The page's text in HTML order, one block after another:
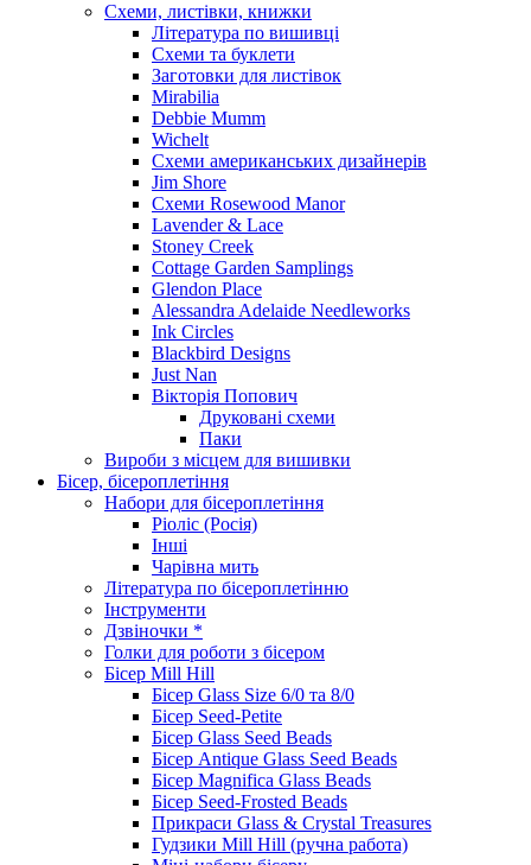
Схеми, листівки, книжки
Література по вишивці
Схеми та буклети
Заготовки для листівок
Mirabilia
Debbie Mumm
Wichelt
Схеми американських дизайнерів
Jim Shore
Cхеми Rosewood Manor
Lavender & Lace
Stoney Creek
Cottage Garden Samplings
Glendon Place
Alessandra Adelaide Needleworks
Ink Circles
Blackbird Designs
Just Nan
Вікторія Попович
Друковані схеми
Паки
Вироби з місцем для вишивки
Бісер, бісероплетіння
Набори для бісероплетіння
Ріоліс (Росія)
Інші
Чарівна мить
Література по бісероплетінню
Інструменти
Дзвіночки *
Голки для роботи з бісером
Бісер Mill Hill
Бісер Glass Size 6/0 та 8/0
Бісер Seed-Petite
Бісер Glass Seed Beads
Бісер Antique Glass Seed Beads
Бісер Magnifica Glass Beads
Бісер Seed-Frosted Beads
Прикраси Glass & Crystal Treasures
Гудзики Mill Hill (ручна работа)